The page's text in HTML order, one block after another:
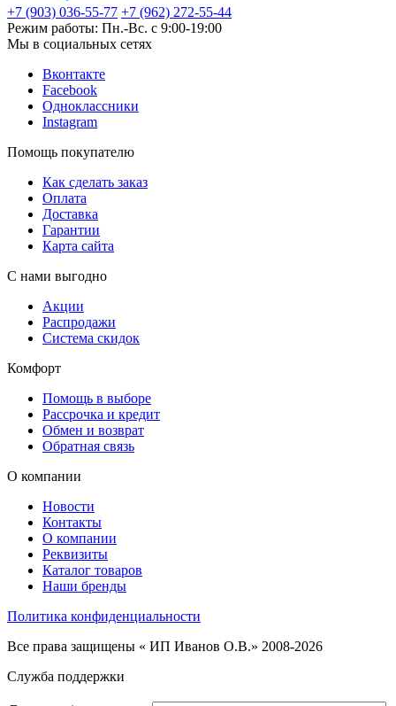
+7 (903) 036-55-77 +7 (962) 272-55-44
Режим работы: Пн.-Вс. с 9:00-19:00
Мы в социальных сетях
Вконтакте
Facebook
Одноклассники
Instagram
Помощь покупателю
Как сделать заказ
Оплата
Доставка
Гарантии
Карта сайта
С нами выгодно
Акции
Распродажи
Система скидок
Комфорт
Помощь в выборе
Рассрочка и кредит
Обмен и возврат
Обратная связь
О компании
Новости
Контакты
О компании
Реквизиты
Каталог товаров
Наши бренды
Политика конфиденциальности
Все права защищены « ИП Иванов О.В.» 2008-2026
Служба поддержки